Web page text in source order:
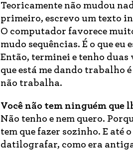
Teoricamente não mudou
primeiro, escrevo um texto
O computador favorece
mudo sequências. É o que
Então, terminei e tenho
que está me dando trabalho
não trabalha.
Você não tem ninguém que
Não tenho e nem quero.
tem que fazer sozinho. E até
datilografar, como era